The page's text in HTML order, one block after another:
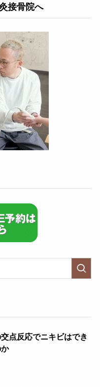
接骨院へ
点反応でニキビはでき